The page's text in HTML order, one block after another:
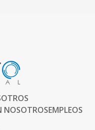
NOSOTROSEMPLEOS